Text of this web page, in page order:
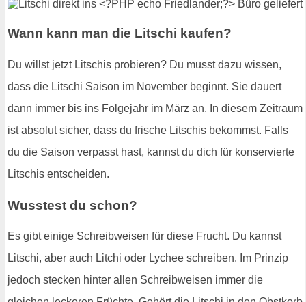
Wann kann man die Litschi kaufen?
Du willst jetzt Litschis probieren? Du musst dazu wissen,
dass die Litschi Saison im November beginnt. Sie dauert
dann immer bis ins Folgejahr im März an. In diesem Zeitraum
ist absolut sicher, dass du frische Litschis bekommst. Falls
du die Saison verpasst hast, kannst du dich für konservierte
Litschis entscheiden.
Wusstest du schon?
Es gibt einige Schreibweisen für diese Frucht. Du kannst
Litschi, aber auch Litchi oder Lychee schreiben. Im Prinzip
jedoch stecken hinter allen Schreibweisen immer die